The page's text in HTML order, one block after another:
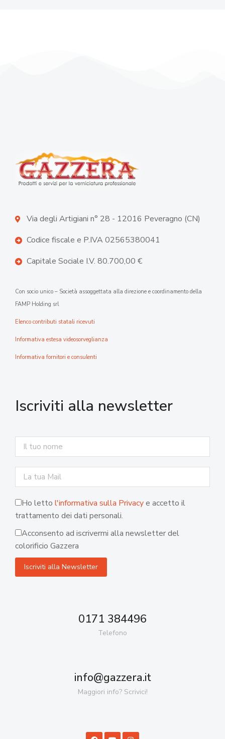
Via degli Artigiani n° 28 - 12016 Peveragno (CN)
Codice fiscale e P.IVA 02565380041
Capitale Sociale I.V. 80.700,00 €
Con socio unico – Società assoggettata alla direzione e coordinamento della
FAMP Holding srl
Elenco contributi statali ricevuti
Informativa estesa videosorveglianza
Informativa fornitori e consulenti
Iscriviti alla newsletter
Ho letto l'informativa sulla Privacye accetto il
trattamento dei dati personali.
Acconsento ad iscrivermi alla newsletter del
colorificio Gazzera
0171 384496
Telefono
info@gazzera.it
Maggiori info? Scrivici!